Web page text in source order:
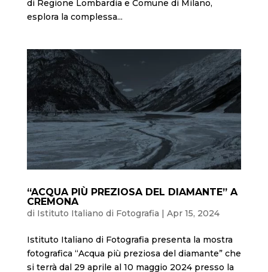
di Regione Lombardia e Comune di Milano,
esplora la complessa...
“ACQUA PIÙ PREZIOSA DEL DIAMANTE” A
CREMONA
di Istituto Italiano di Fotografia Apr 15, 2024
Istituto Italiano di Fotografia presenta la mostra
fotografica “Acqua più preziosa del diamante” che
si terrà dal 29 aprile al 10 maggio 2024 presso la